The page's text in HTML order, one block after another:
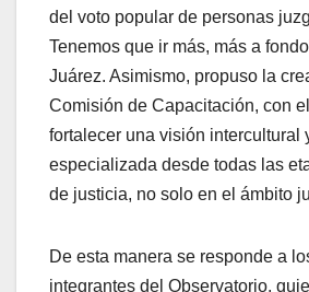
del voto popular de personas
Tenemos que ir más, más a
Juárez. Asimismo, propuso la
Comisión de Capacitación, con
fortalecer una visión intercultural
especializada desde todas las
de justicia, no solo en el ámbito
De esta manera se responde a
integrantes del Observatorio,